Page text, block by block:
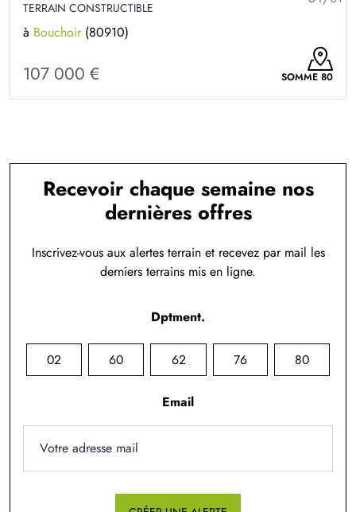
TERRAIN CONSTRUCTIBLE
à Bouchoir(80910)
107 000 € SOMME 80
Recevoir chaque semaine nos
dernières offres
Inscrivez-vous aux alertes terrain et recevez par mail les
derniers terrains mis en ligne.
Dptment.
02 60 62 76 80
Email